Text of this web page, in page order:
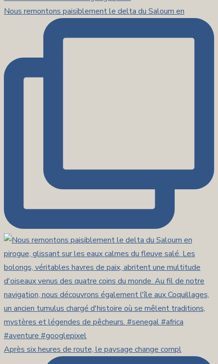
Nous remontons paisiblement le delta du Saloum en
Après six heures de route, le paysage change compl